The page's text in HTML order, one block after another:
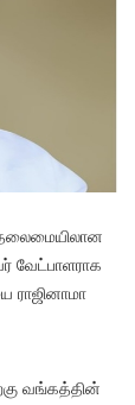
வேட்பாளராக
ராஜினாமா
வங்கத்தின்